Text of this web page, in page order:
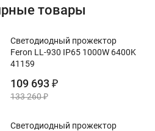
товары
Светодиодный прожектор
Feron LL-930 IP65 1000W 6400K
41159
109 693 ₽
133 260₽
Светодиодный прожектор